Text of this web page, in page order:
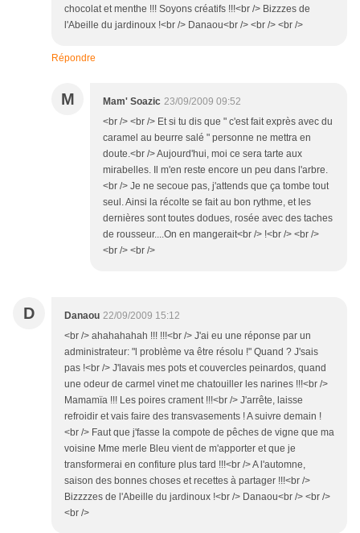
chocolat et menthe !!! Soyons créatifs !!!<br /> Bizzzes de
l'Abeille du jardinoux !<br /> Danaou<br /> <br /> <br />
Répondre
M Mam' Soazic 23/09/2009 09:52
<br /> <br /> Et si tu dis que " c'est fait exprès avec du
caramel au beurre salé " personne ne mettra en
doute.<br /> Aujourd'hui, moi ce sera tarte aux
mirabelles. Il m'en reste encore un peu dans l'arbre.
<br /> Je ne secoue pas, j'attends que ça tombe tout
seul. Ainsi la récolte se fait au bon rythme, et les
dernières sont toutes dodues, rosée avec des taches
de rousseur....On en mangerait<br /> !<br /> <br />
<br /> <br />
D Danaou 22/09/2009 15:12
<br /> ahahahahah !!! !!!<br /> J'ai eu une réponse par un
administrateur: "l problème va être résolu !" Quand ? J'sais
pas !<br /> J'lavais mes pots et couvercles peinardos, quand
une odeur de carmel vinet me chatouiller les narines !!!<br />
Mamamïa !!! Les poires crament !!!<br /> J'arrête, laisse
refroidir et vais faire des transvasements ! A suivre demain !
<br /> Faut que j'fasse la compote de pêches de vigne que ma
voisine Mme merle Bleu vient de m'apporter et que je
transformerai en confiture plus tard !!!<br /> A l'automne,
saison des bonnes choses et recettes à partager !!!<br />
Bizzzzes de l'Abeille du jardinoux !<br /> Danaou<br /> <br />
<br />